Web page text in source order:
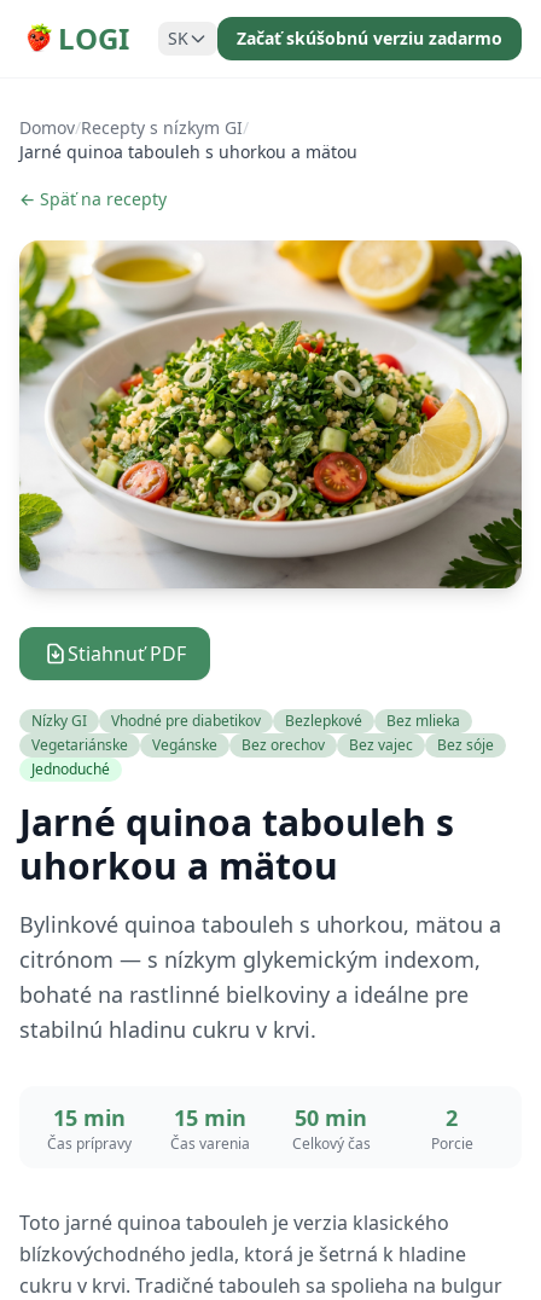
LOGI SK Začať skúšobnú verziu zadarmo
Domov/Recepty s nízkym GI/
Jarné quinoa tabouleh s uhorkou a mätou
← Späť na recepty
Stiahnuť PDF
Nízky GI Vhodné pre diabetikov Bezlepkové
Bez mlieka
Vegetariánske
Vegánske Bez orechov Bez vajec
Bez sóje
Jednoduché
Jarné quinoa tabouleh s
uhorkou a mätou
Bylinkové quinoa tabouleh s uhorkou, mätou a
citrónom — s nízkym glykemickým indexom,
bohaté na rastlinné bielkoviny a ideálne pre
stabilnú hladinu cukru v krvi.
15 min
Čas prípravy
15 min
Čas varenia
50 min
Celkový čas
2
Porcie
Toto jarné quinoa tabouleh je verzia klasického
blízkovýchodného jedla, ktorá je šetrná k hladine
cukru v krvi. Tradičné tabouleh sa spolieha na bulgur